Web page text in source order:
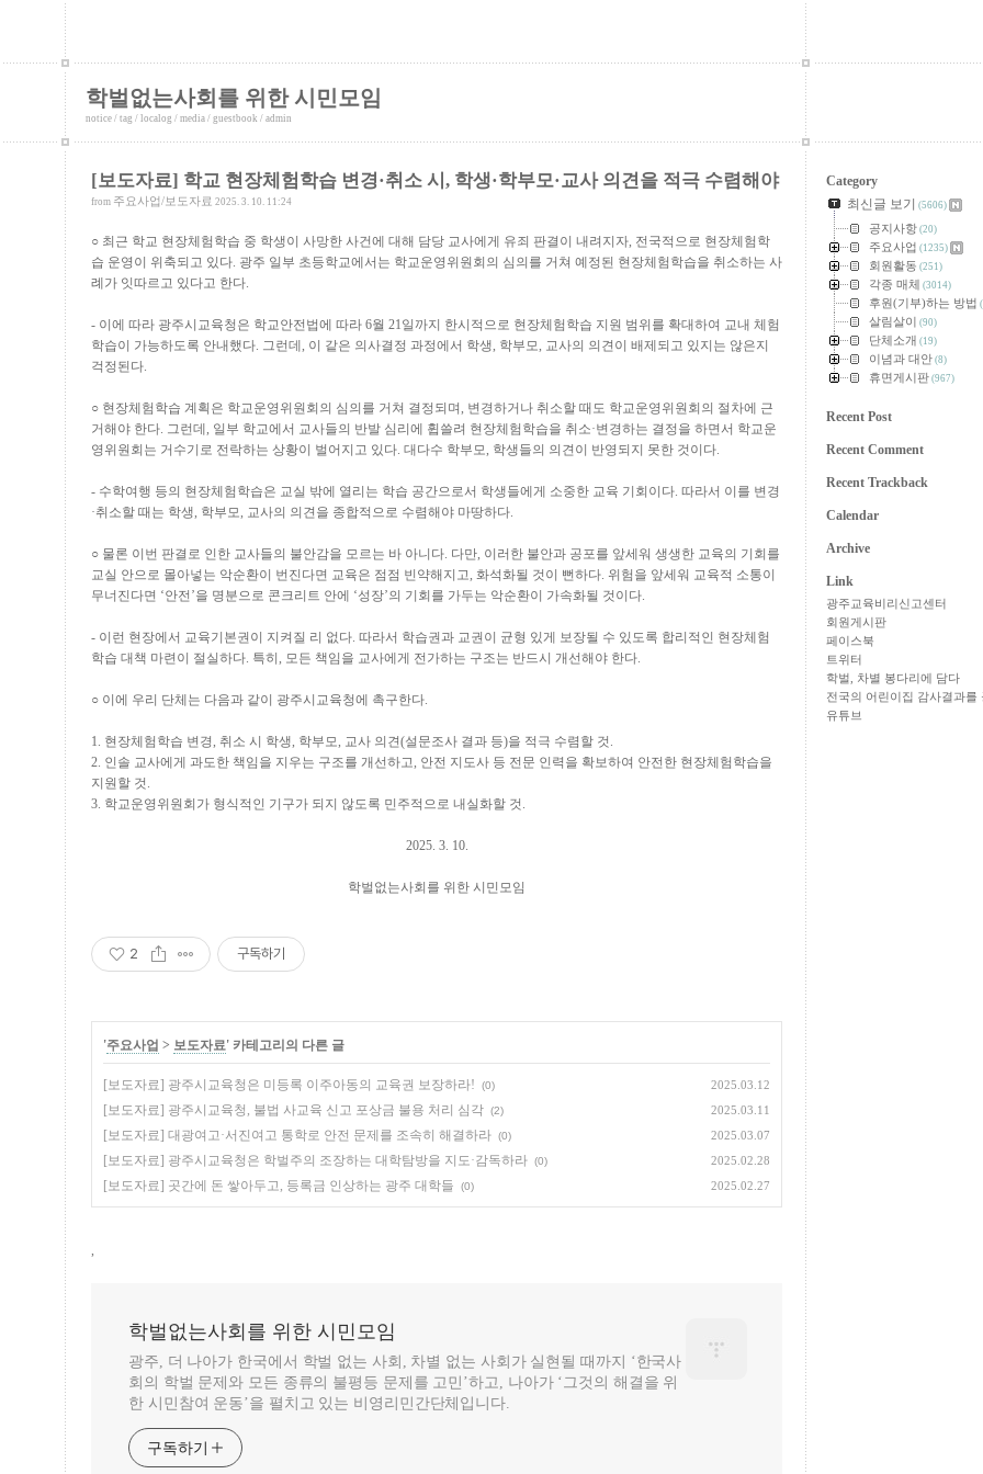
학벌없는사회를 위한 시민모임
notice / tag / localog / media / guestbook / admin
[보도자료] 학교 현장체험학습 변경·취소 시, 학생·학부모·교사 의견을 적극 수렴해야
from 주요사업/보도자료 2025. 3. 10. 11:24
○ 최근 학교 현장체험학습 중 학생이 사망한 사건에 대해 담당 교사에게 유죄 판결이 내려지자, 전국적으로 현장체험학
습 운영이 위축되고 있다. 광주 일부 초등학교에서는 학교운영위원회의 심의를 거쳐 예정된 현장체험학습을 취소하는 사
례가 잇따르고 있다고 한다.
- 이에 따라 광주시교육청은 학교안전법에 따라 6월 21일까지 한시적으로 현장체험학습 지원 범위를 확대하여 교내 체험
학습이 가능하도록 안내했다. 그런데 , 이 같은 의사결정 과정에서 학생, 학부모, 교사의 의견이 배제되고 있지는 않은지
걱정된다.
○ 현장체험학습 계획은 학교운영위원회의 심의를 거쳐 결정되며, 변경하거나 취소할 때도 학교운영위원회의 절차에 근
거해야 한다. 그런데 , 일부 학교에서 교사들의 반발 심리에 휩쓸려 현장체험학습을 취소·변경하는 결정을 하면서 학교운
영위원회는 거수기로 전락하는 상황이 벌어지고 있다. 대다수 학부모, 학생들의 의견이 반영되지 못한 것이다.
- 수학여행 등의 현장체험학습은 교실 밖에 열리는 학습 공간으로서 학생들에게 소중한 교육 기회이다. 따라서 이를 변경
·취소할 때는 학생, 학부모, 교사의 의견을 종합적으로 수렴해야 마땅하다.
○ 물론 이번 판결로 인한 교사들의 불안감을 모르는 바 아니다. 다만, 이러한 불안과 공포를 앞세워 생생한 교육의 기회를
교실 안으로 몰아넣는 악순환이 번진다면 교육은 점점 빈약해지고, 화석화될 것이 뻔하다. 위험을 앞세워 교육적 소통이
무너진다면 ‘안전 ’을 명분으로 콘크리트 안에 ‘성장’의 기회를 가두는 악순환이 가속화될 것이다.
- 이런 현장에서 교육기본권이 지켜질 리 없다. 따라서 학습권과 교권이 균형 있게 보장될 수 있도록 합리적인 현장체험
학습 대책 마련이 절실하다. 특히 , 모든 책임을 교사에게 전가하는 구조는 반드시 개선해야 한다.
○ 이에 우리 단체는 다음과 같이 광주시교육청에 촉구한다.
1. 현장체험학습 변경, 취소 시 학생, 학부모, 교사 의견(설문조사 결과 등)을 적극 수렴할 것 .
2. 인솔 교사에게 과도한 책임을 지우는 구조를 개선하고, 안전 지도사 등 전문 인력을 확보하여 안전한 현장체험학습을
지원할 것 .
3. 학교운영위원회가 형식적인 기구가 되지 않도록 민주적으로 내실화할 것 .
2025. 3. 10.
학벌없는사회를 위한 시민모임
2 구독하기
'주요사업 > 보도자료' 카테고리의 다른 글
[보도자료] 광주시교육청은 미등록 이주아동의 교육권 보장하라! (0) 2025.03.12
[보도자료] 광주시교육청, 불법 사교육 신고 포상금 불용 처리 심각 (2) 2025.03.11
[보도자료] 대광여고·서진여고 통학로 안전 문제를 조속히 해결하라 (0) 2025.03.07
[보도자료] 광주시교육청은 학벌주의 조장하는 대학탐방을 지도·감독하라 (0) 2025.02.28
[보도자료] 곳간에 돈 쌓아두고, 등록금 인상하는 광주 대학들 (0) 2025.02.27
,
학벌없는사회를 위한 시민모임
광주, 더 나아가 한국에서 학벌 없는 사회, 차별 없는 사회가 실현될 때까지 ‘한국사
회의 학벌 문제와 모든 종류의 불평등 문제를 고민’하고, 나아가 ‘그것의 해결을 위
한 시민참여 운동’을 펼치고 있는 비영리민간단체입니다.
구독하기
Category
최신글 보기
(5606)
공지사항 (20)
주요사업 (1235)
회원활동 (251)
각종 매체 (3014)
후원(기부)하는 방법
살림살이 (90)
단체소개 (19)
이념과 대안 (8)
휴면게시판 (967)
Recent Post
Recent Comment
Recent Trackback
Calendar
Archive
Link
광주교육비리신고센터
회원게시판
페이스북
트위터
학벌, 차별 봉다리에 담다
전국의 어린이집 감사결과를
유튜브